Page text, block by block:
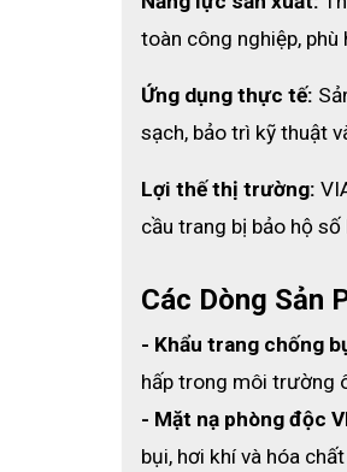
2. Đặc điểm nổi bật
🔹 Lọc bụi mịn và khí
Van thở được thiết kế để
đặc biệt trong môi trường
🔹 Than hoạt tính ép –
Lớp than hoạt tính bên
toàn công nghiệp,
Ứng dụng thực tế:
sạch, bảo trì kỹ thuật
Lợi thế thị trường:
cầu trang bị bảo hộ
Các Dòng Sản
- Khẩu trang chống
hấp trong môi trường
- Mặt nạ phòng độc
bụi, hơi khí và hóa chất